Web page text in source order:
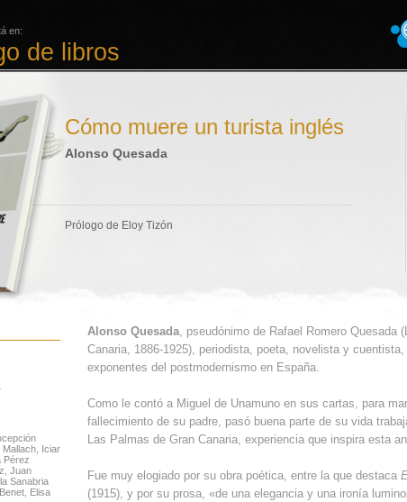
en:
de libros
Cómo muere un turista inglés
Alonso Quesada
Prólogo de Eloy Tizón
Mallach, Iciar
Pérez
Juan
Sanabria
Elisa
Alonso Quesada, pseudónimo de Rafael Romero Quesada
Canaria, 1886-1925), periodista, poeta, novelista y
exponentes del postmodernismo en España.
Como le contó a Miguel de Unamuno en sus cartas, para
fallecimiento de su padre, pasó buena parte de su vida
Las Palmas de Gran Canaria, experiencia que inspira esta
Fue muy elogiado por su obra poética, entre la que destaca
(1915), y por su prosa, «de una elegancia y una ironía